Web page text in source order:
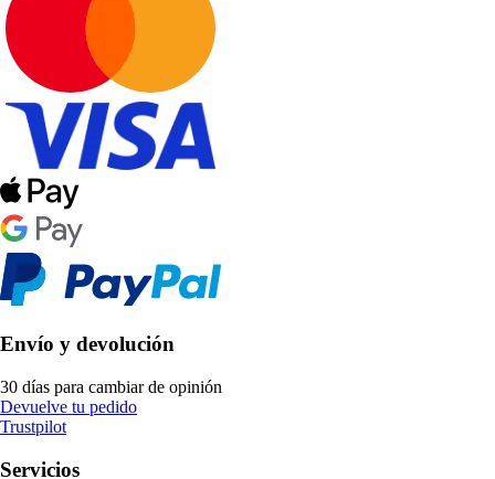
Envío y devolución
30 días para cambiar de opinión
Devuelve tu pedido
Trustpilot
Servicios